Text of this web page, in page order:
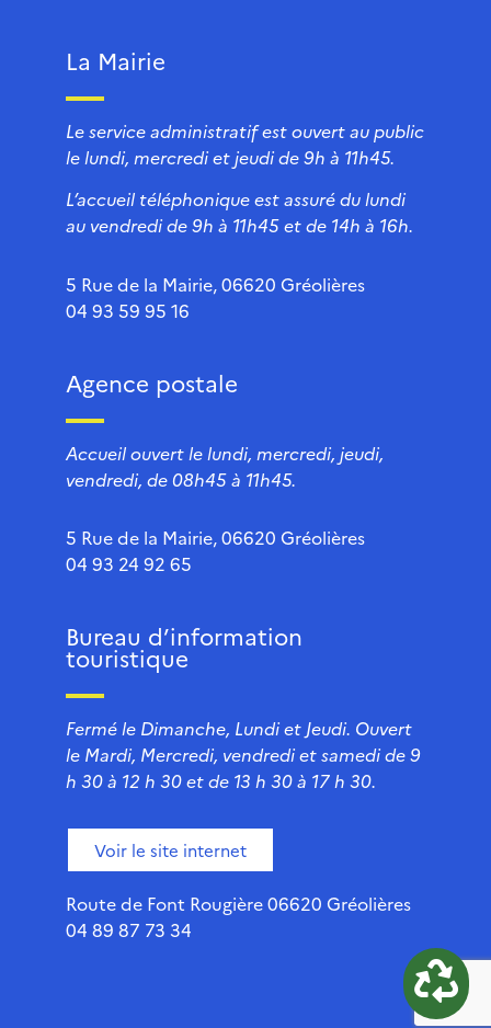
La Mairie
Le service administratif est ouvert au public
le lundi, mercredi et jeudi de 9h à 11h45.
L’accueil téléphonique est assuré du lundi
au vendredi de 9h à 11h45 et de 14h à 16h.
5 Rue de la Mairie, 06620 Gréolières
04 93 59 95 16
Agence postale
Accueil ouvert le lundi, mercredi, jeudi,
vendredi, de 08h45 à 11h45.
5 Rue de la Mairie, 06620 Gréolières
04 93 24 92 65
Bureau d’information
touristique
Fermé le Dimanche, Lundi et Jeudi. Ouvert
le Mardi, Mercredi, vendredi et samedi de 9
h 30 à 12 h 30 et de 13 h 30 à 17 h 30.
Voir le site internet
Route de Font Rougière 06620 Gréolières
04 89 87 73 34